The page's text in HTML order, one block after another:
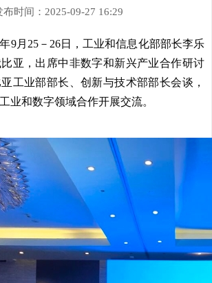
布时间：2025-09-27 16:29
9月25－26日，工业和信息化部部长李乐
亚，出席中非数字和新兴产业合作研讨
工业部部长、创新与技术部部长会谈，
业和数字领域合作开展交流。